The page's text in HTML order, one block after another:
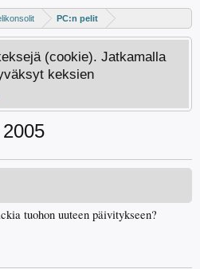
PC:n pelit
(cookie). Jatkamalla
keksien
tuohon uuteen päivitykseen?